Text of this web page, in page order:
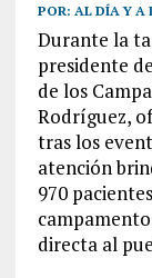
POR: AL DÍA Y A
Durante la
presidente
de los
Rodríguez,
tras los
atención
970
directa al